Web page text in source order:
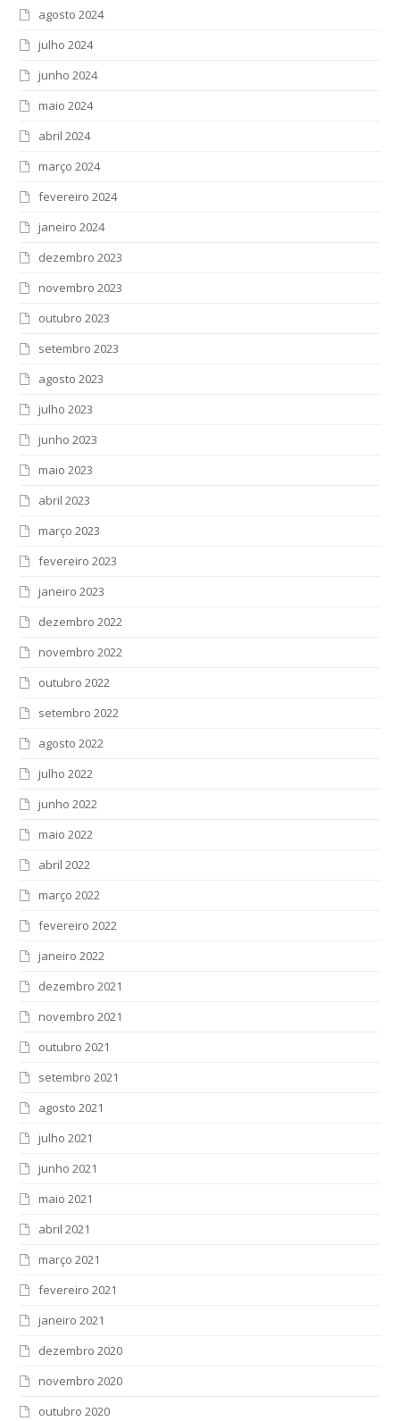
agosto 2024
julho 2024
junho 2024
maio 2024
abril 2024
março 2024
fevereiro 2024
janeiro 2024
dezembro 2023
novembro 2023
outubro 2023
setembro 2023
agosto 2023
julho 2023
junho 2023
maio 2023
abril 2023
março 2023
fevereiro 2023
janeiro 2023
dezembro 2022
novembro 2022
outubro 2022
setembro 2022
agosto 2022
julho 2022
junho 2022
maio 2022
abril 2022
março 2022
fevereiro 2022
janeiro 2022
dezembro 2021
novembro 2021
outubro 2021
setembro 2021
agosto 2021
julho 2021
junho 2021
maio 2021
abril 2021
março 2021
fevereiro 2021
janeiro 2021
dezembro 2020
novembro 2020
outubro 2020